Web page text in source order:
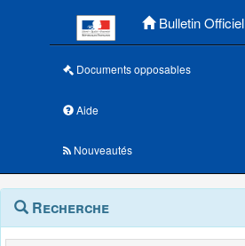
Bulletin Officiel
Documents opposables
Aide
Nouveautés
Navigation
outils
Menu
contextuel
Recherche